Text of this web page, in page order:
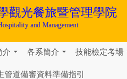
觀光餐旅暨管理學院
and Management
介 各系簡介 技能檢定考場
管道備審資料準備指引